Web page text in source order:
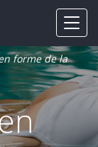
forme de la